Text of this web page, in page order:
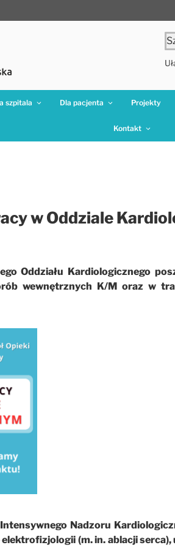
szpitala Dla pacjenta Projekty
Kontakt
w Oddziale
Oddziału Kardiologicznego
wewnętrznych K/M oraz w
Nadzoru
(m. in. ablacji